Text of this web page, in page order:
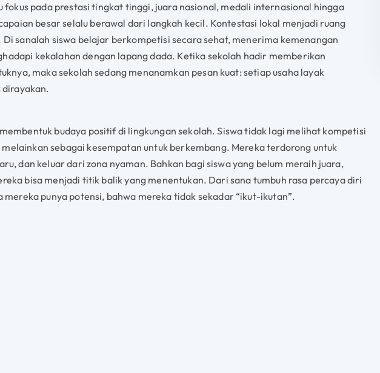
pada prestasi tingkat tinggi, juara nasional, medali internasional hingga
besar selalu berawal dari langkah kecil. Kontestasi lokal menjadi ruang
sanalah siswa belajar berkompetisi secara sehat, menerima kemenangan
kekalahan dengan lapang dada. Ketika sekolah hadir memberikan
maka sekolah sedang menanamkan pesan kuat: setiap usaha layak
budaya positif di lingkungan sekolah. Siswa tidak lagi melihat kompetisi
sebagai kesempatan untuk berkembang. Mereka terdorong untuk
dan keluar dari zona nyaman. Bahkan bagi siswa yang belum meraih juara,
bisa menjadi titik balik yang menentukan. Dari sana tumbuh rasa percaya diri
mereka punya potensi, bahwa mereka tidak sekadar “ikut-ikutan”.